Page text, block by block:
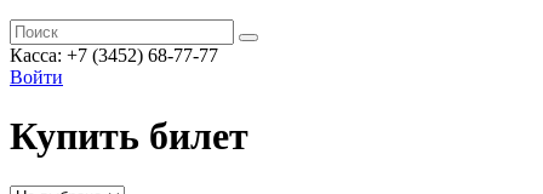
Касса: +7 (3452) 68-77-77
Войти
Купить билет